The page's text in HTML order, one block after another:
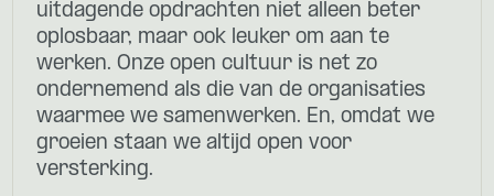
uitdagende opdrachten niet alleen beter
oplosbaar, maar ook leuker om aan te
werken. Onze open cultuur is net zo
ondernemend als die van de organisaties
waarmee we samenwerken. En, omdat we
groeien staan we altijd open voor
versterking.